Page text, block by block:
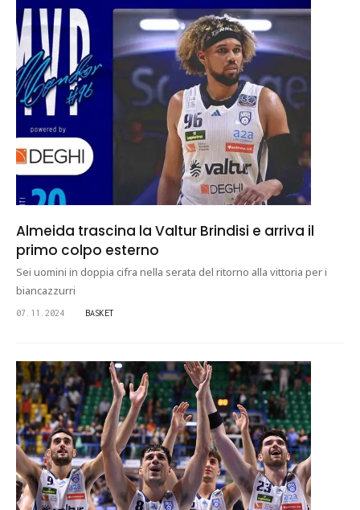
Almeida trascina la Valtur Brindisi e arriva il
primo colpo esterno
Sei uomini in doppia cifra nella serata del ritorno alla vittoria per i
biancazzurri
07.11.2024 BASKET